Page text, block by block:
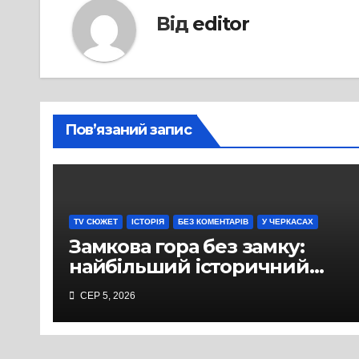
Від editor
Пов’язаний запис
TV СЮЖЕТ ІСТОРІЯ БЕЗ КОМЕНТАРІВ У ЧЕРКАСАХ
Замкова гора без замку:
найбільший історичний
міф Черкас
СЕР 5, 2026